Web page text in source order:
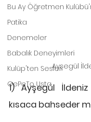
Bu Ay Öğretmen
Patika
Denemeler
Babalık Deneyimleri
Kulüp'ten Sesler
GePeTo Usta
Ayşegül
1) Ayşegül
kısaca bahseder